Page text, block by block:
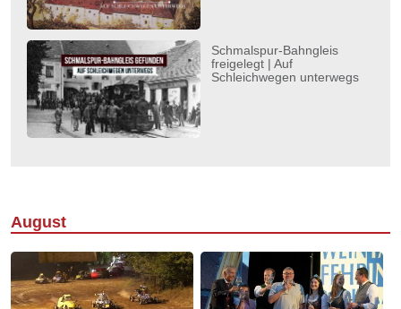
Schmalspur-Bahngleis
freigelegt | Auf
Schleichwegen unterwegs
August